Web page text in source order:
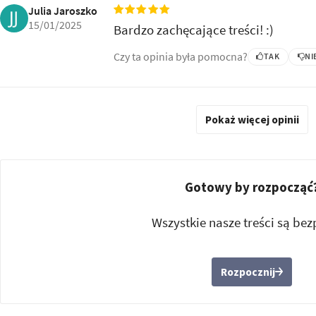
Julia Jaroszko
15/01/2025
Bardzo zachęcające treści! :)
Czy ta opinia była pomocna? TAK
Pokaż więcej opinii
Gotowy by
Wszystkie nasze treści są
Rozpocznij